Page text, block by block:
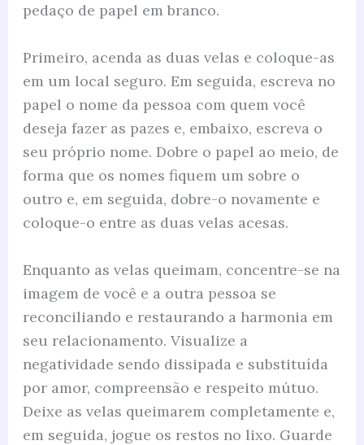
pedaço de papel em branco.
Primeiro, acenda as duas velas e coloque-as
em um local seguro. Em seguida, escreva no
papel o nome da pessoa com quem você
deseja fazer as pazes e, embaixo, escreva o
seu próprio nome. Dobre o papel ao meio, de
forma que os nomes fiquem um sobre o
outro e, em seguida, dobre-o novamente e
coloque-o entre as duas velas acesas.
Enquanto as velas queimam, concentre-se na
imagem de você e a outra pessoa se
reconciliando e restaurando a harmonia em
seu relacionamento. Visualize a
negatividade sendo dissipada e substituída
por amor, compreensão e respeito mútuo.
Deixe as velas queimarem completamente e,
em seguida, jogue os restos no lixo. Guarde